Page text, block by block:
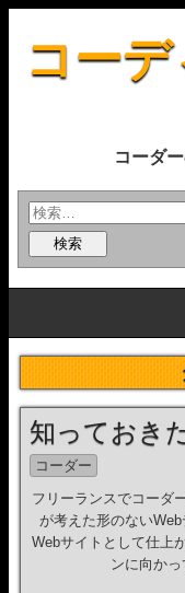
コー
コーダ
知っておき
コーダー
フリーランスでコーダ
が考えた形のない
Webサイトとして仕上
ンに向か